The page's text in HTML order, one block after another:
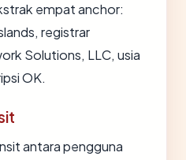
empat anchor:
registrar
Solutions, LLC, usia
OK.
antara pengguna